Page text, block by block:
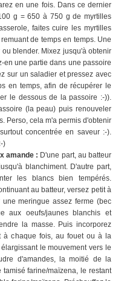
en une fois. Dans ce dernier
g = 650 à 750 g de myrtilles
faites cuire les myrtilles
de temps en temps. Une
blender. Mixez jusqu'à obtenir
en une partie dans une passoire
sur un saladier et pressez avec
en temps, afin de récupérer le
le dessous de la passoire :-)).
(la peau) puis renouveler
Perso, cela m'a permis d'obtenir
concentrée en saveur :-).
)
amande : D'une part, au batteur
blanchiment. D'autre part,
les blancs bien tempérés.
au batteur, versez petit à
meringue assez ferme (bec
aux oeufs/jaunes blanchis et
la masse. Puis incorporez
à chaque fois, au fouet ou à la
le mouvement vers le
d'amandes, la moitié de la
farine/maïzena, le restant